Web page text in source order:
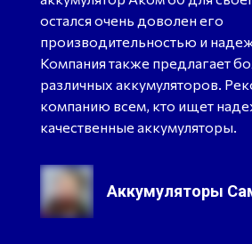
остался очень доволен его
производительностью и
Компания также предлагает
различных аккумуляторов.
компанию всем, кто ищет
качественные аккумуляторы.
Аккумуляторы